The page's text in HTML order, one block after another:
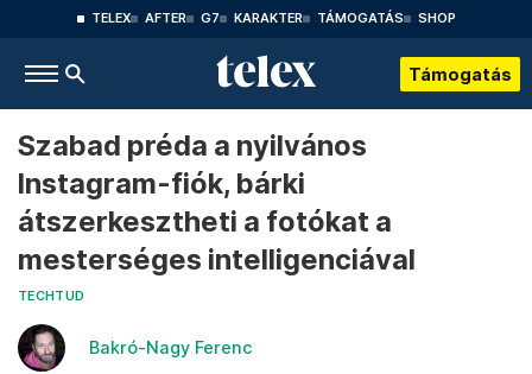
TELEX AFTER G7 KARAKTER TÁMOGATÁS SHOP
Támogatás
Szabad préda a nyilvános
Instagram-fiók, bárki
átszerkesztheti a fotókat a
mesterséges intelligenciával
TECHTUD
Bakró-Nagy Ferenc